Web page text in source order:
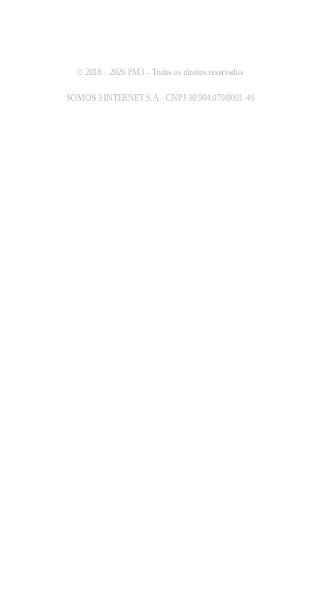
© 2018 – 2026 PM3 – Todos os direitos reservados
SOMOS 3 INTERNET S.A – CNPJ 30.904.079/0001-46